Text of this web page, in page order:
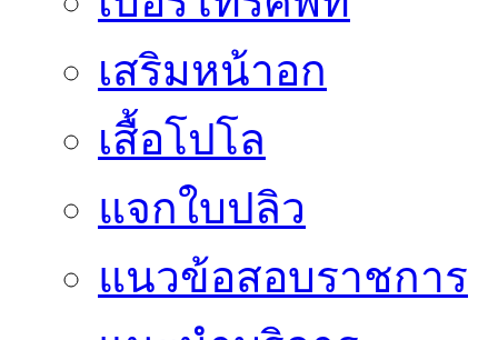
เสริมหน้าอก
เสื้อโปโล
แจกใบปลิว
แนวข้อสอบราชการ